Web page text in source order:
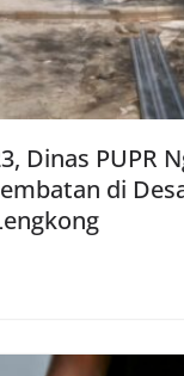
Dinas PUPR
di